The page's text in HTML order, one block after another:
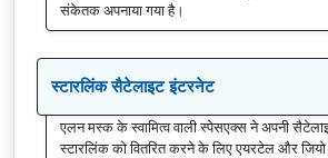
संकेतक अपनाया गया है।
स्टारलिंक सैटेलाइट इंटरनेट
एलन मस्क के स्वामित्व वाली स्पेसएक्स ने अपनी
स्टारलिंक को वितरित करने के लिए एयरटेल और